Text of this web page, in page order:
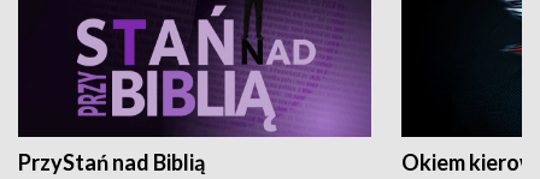
PrzyStań nad Biblią Okiem